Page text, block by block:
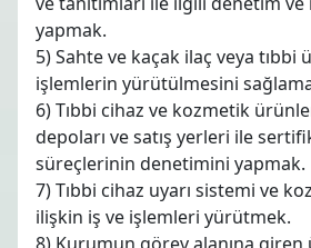
yapmak.
5) Sahte ve kaçak ilaç veya tıbbi
işlemlerin yürütülmesini
6) Tıbbi cihaz ve kozmetik
depoları ve satış yerleri ile
süreçlerinin denetimini yapmak.
7) Tıbbi cihaz uyarı sistemi ve
ilişkin iş ve işlemleri yürütmek.
8) Kurumun görev alanına